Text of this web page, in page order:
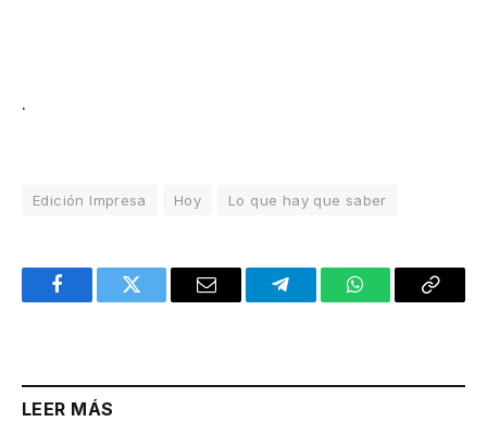
.
Edición Impresa Hoy Lo que hay que saber
FacebookTwitter Email TelegramWhatsAppCopy
LEER MÁS